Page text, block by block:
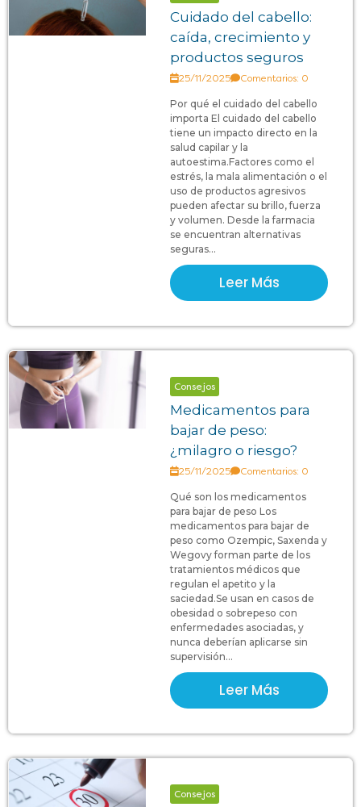
Cuidado del cabello:
caída, crecimiento y
productos seguros
25/11/2025 Comentarios: 0
Por qué el cuidado del cabello
importa El cuidado del cabello
tiene un impacto directo en la
salud capilar y la
autoestima.Factores como el
estrés, la mala alimentación o el
uso de productos agresivos
pueden afectar su brillo, fuerza
y volumen. Desde la farmacia
se encuentran alternativas
seguras...
Leer Más
Consejos
Medicamentos para
bajar de peso:
¿milagro o riesgo?
25/11/2025 Comentarios: 0
Qué son los medicamentos
para bajar de peso Los
medicamentos para bajar de
peso como Ozempic, Saxenda y
Wegovy forman parte de los
tratamientos médicos que
regulan el apetito y la
saciedad.Se usan en casos de
obesidad o sobrepeso con
enfermedades asociadas, y
nunca deberían aplicarse sin
supervisión...
Leer Más
Consejos